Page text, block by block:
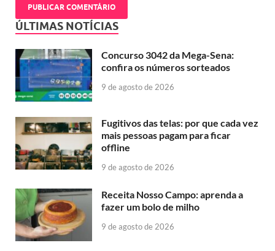
ÚLTIMAS NOTÍCIAS
Concurso 3042 da Mega-Sena:
confira os números sorteados
9 de agosto de 2026
Fugitivos das telas: por que cada vez
mais pessoas pagam para ficar
offline
9 de agosto de 2026
Receita Nosso Campo: aprenda a
fazer um bolo de milho
9 de agosto de 2026